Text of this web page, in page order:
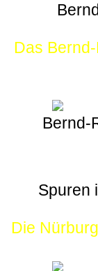
Das
Bernd-
Spuren
Die